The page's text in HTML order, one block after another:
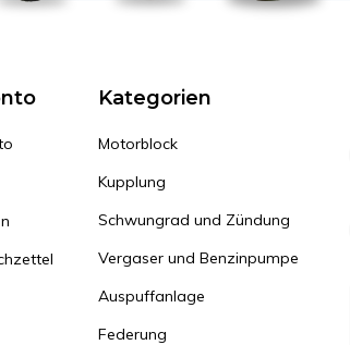
Kategorien
Motorblock
Kupplung
Schwungrad und Zündung
Vergaser und Benzinpumpe
Auspuffanlage
Federung